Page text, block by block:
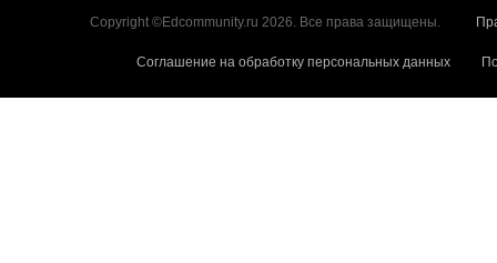
Copyright ©Edcommunity.ru 2026. Все права защищены.
Соглашение на обработку персональных данных